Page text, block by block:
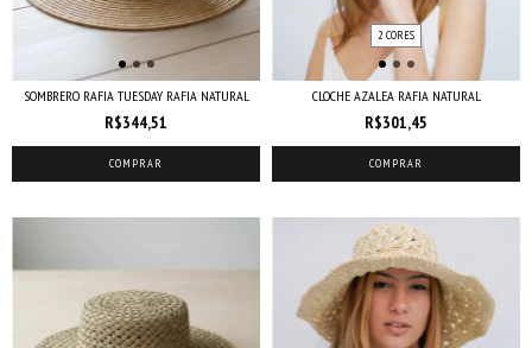
SOMBRERO RAFIA TUESDAY RAFIA NATURAL
R$344,51
COMPRAR
2 CORES
CLOCHE AZALEA RAFIA NATURAL
R$301,45
COMPRAR